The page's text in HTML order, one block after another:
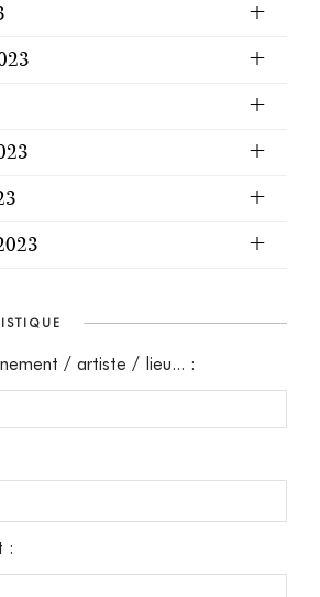
/ artiste / lieu... :
: